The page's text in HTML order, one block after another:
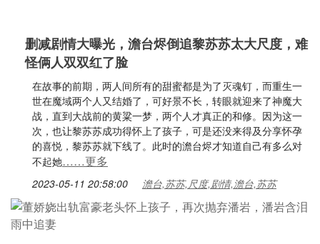
删减剧情大曝光，澹台烬倒追黎苏苏太大尺度，难
怪俩人双双红了脸
在故事的前期，两人间所有的甜蜜都是为了灭魂钉，而重生一
世在魔域两个人又结婚了，可好景不长，转眼就迎来了神魔大
战，直到大战前的黄粱一梦，两个人才真正的和修。因为这一
次，也让黎苏苏成功得怀上了孩子，可是还没来得及分享怀孕
的喜悦，黎苏苏就下线了。此时的澹台烬才知道自己有多么对
不起她……更多
2023-05-11 20:58:00 澹台,苏苏,尺度,剧情,澹台,苏苏